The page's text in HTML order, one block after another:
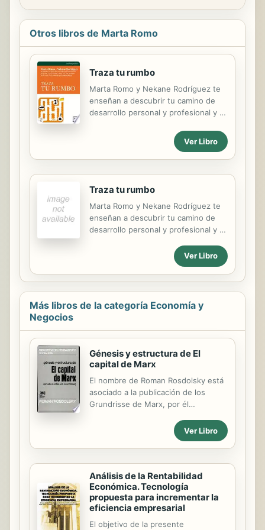
Otros libros de Marta Romo
Traza tu rumbo
Marta Romo y Nekane Rodríguez te
enseñan a descubrir tu camino de
desarrollo personal y profesional y a
prólogo de Juanma Roca.
Ver Libro
Traza tu rumbo
Marta Romo y Nekane Rodríguez te
enseñan a descubrir tu camino de
desarrollo personal y profesional y a
prólogo de Juanma Roca.
Ver Libro
Más libros de la categoría Economía y
Negocios
Génesis y estructura de El
capital de Marx
El nombre de Roman Rosdolsky está
asociado a la publicación de los
Grundrisse de Marx, por él
biblioteca norteamericana, en donde
se encontraba uno de los raros
ejemplares disponibles en esa época
en el mundo occidental. Desde
entonces consagra gran parte de su
tiempo a estudiarlo minuciosamente
y a redactar los resultados de esa
lectura con la intención de hacer
conocer aquellos aspectos del
Ver Libro
Análisis de la Rentabilidad
Económica. Tecnología
propuesta para incrementar la
eficiencia empresarial
El objetivo de la presente